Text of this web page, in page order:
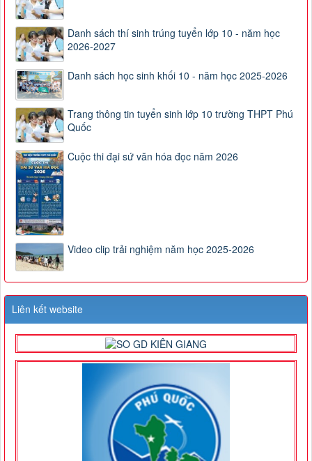
Danh sách thí sinh trúng tuyển lớp 10 - năm học
2026-2027
Danh sách học sinh khối 10 - năm học 2025-2026
Trang thông tin tuyển sinh lớp 10 trường THPT Phú
Quốc
Cuộc thi đại sứ văn hóa đọc năm 2026
Video clip trải nghiệm năm học 2025-2026
Liên kết website